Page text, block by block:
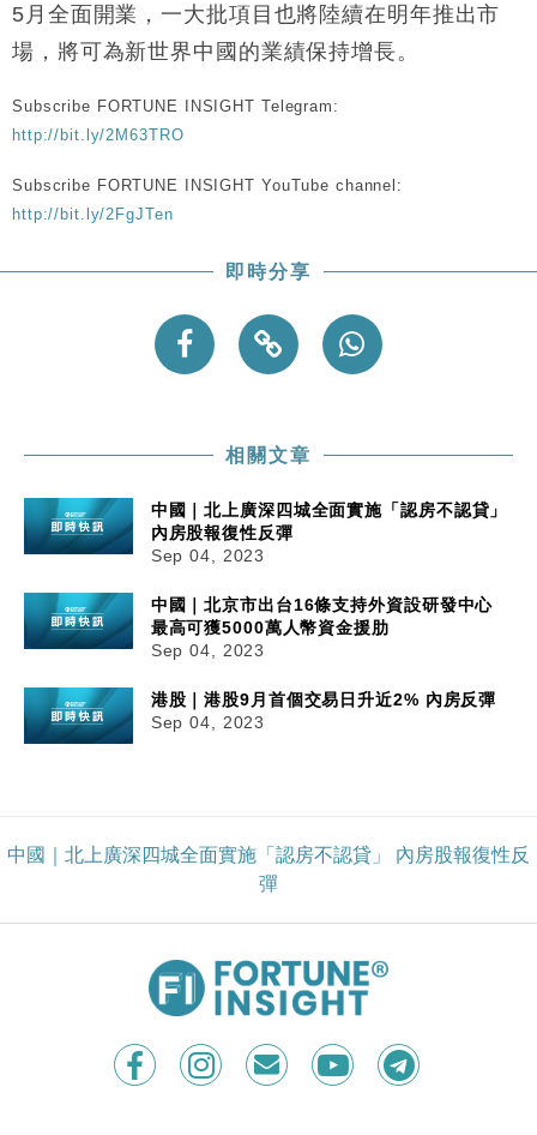
5月全面開業，一大批項目也將陸續在明年推出市
場，將可為新世界中國的業績保持增長。
Subscribe FORTUNE INSIGHT Telegram:
http://bit.ly/2M63TRO
Subscribe FORTUNE INSIGHT YouTube channel:
http://bit.ly/2FgJTen
即時分享
相關文章
中國｜北上廣深四城全面實施「認房不認貸」
內房股報復性反彈
Sep 04, 2023
中國｜北京市出台16條支持外資設研發中心
最高可獲5000萬人幣資金援肋
Sep 04, 2023
港股｜港股9月首個交易日升近2% 內房反彈
Sep 04, 2023
中國｜北上廣深四城全面實施「認房不認貸」 內房股報復性反
彈